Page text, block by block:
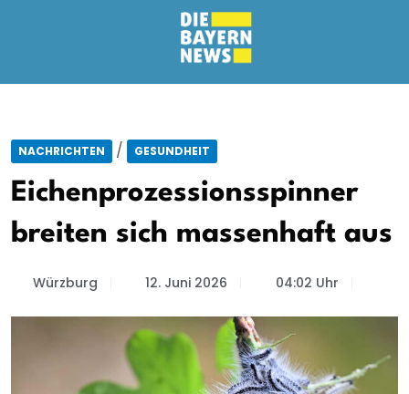
NACHRICHTEN / GESUNDHEIT
Eichenprozessionsspinner
breiten sich massenhaft aus
Würzburg 12. Juni 2026 04:02 Uhr